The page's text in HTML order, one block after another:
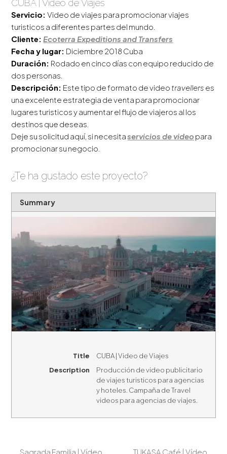
CUBA | Video de Viajes
Servicio:Video de viajes para promocionar viajes
turisticos a diferentes partes del mundo.
Cliente:Ecoterra Expeditions and Transfers
Fecha y lugar: Diciembre 2018 Cuba
Duración: Rodado en cinco días con equipo reducido de
dos personas.
Descripción: Este tipo de formato de video travellers es
una excelente estrategia de venta para promocionar
lugares turisticos y aumentar el flujo de viajeros al los
destinos que deseas.
Deje su solicitud aquí, si necesitaservicios de videopara
promocionar su negocio.
¿Te ha gustado este proyecto?
Summary
Title
CUBA | Video de Viajes
Description
Producción de video publicitario
de viajes turisticos para agencias
y hoteles. Campaña de Travel
videos para agencias de viajes.
Sagrada Familia | Vídeo TUKASA Café | Vídeo